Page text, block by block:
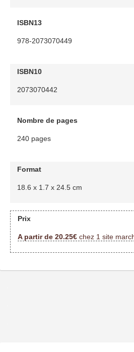
ISBN13
978-2073070449
ISBN10
2073070442
Nombre de pages
240 pages
Format
18.6 x 1.7 x 24.5 cm
Prix
A partir de 20.25€chez 1 site